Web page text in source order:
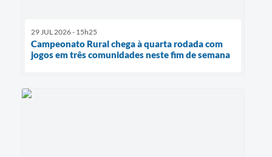
29 JUL 2026 - 15h25
Campeonato Rural chega à quarta rodada com
jogos em três comunidades neste fim de semana